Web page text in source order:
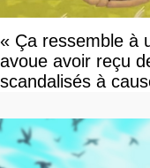
« Ça ressemble à
avoue avoir reçu
scandalisés à